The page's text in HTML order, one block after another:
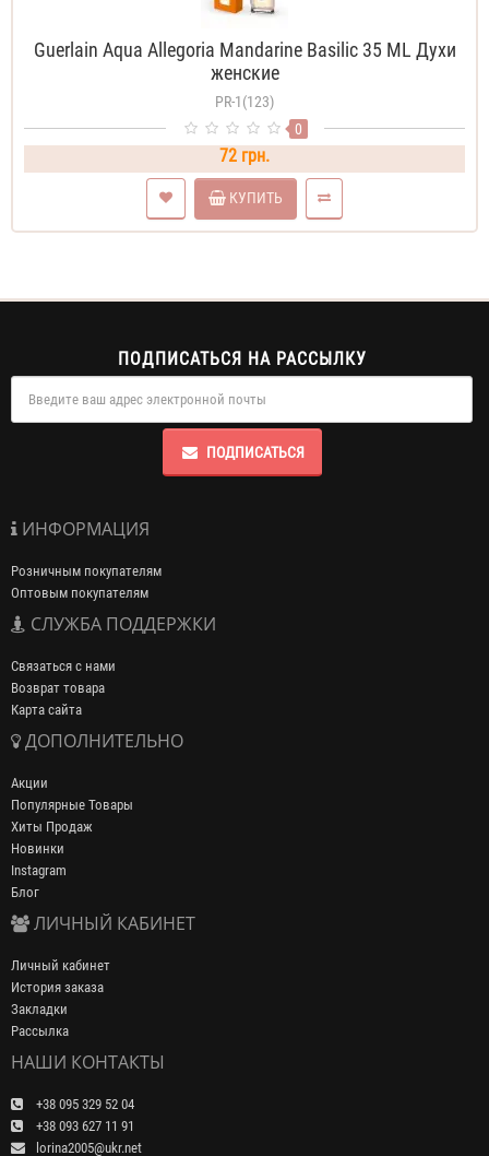
Guerlain Aqua Allegoria Mandarine Basilic 35 ML Духи
женские
PR-1(123)
0
72 грн.
КУПИТЬ
ПОДПИСАТЬСЯ НА РАССЫЛКУ
ПОДПИСАТЬСЯ
ИНФОРМАЦИЯ
Розничным покупателям
Оптовым покупателям
СЛУЖБА ПОДДЕРЖКИ
Связаться с нами
Возврат товара
Карта сайта
ДОПОЛНИТЕЛЬНО
Акции
Популярные Товары
Хиты Продаж
Новинки
Instagram
Блог
ЛИЧНЫЙ КАБИНЕТ
Личный кабинет
История заказа
Закладки
Рассылка
НАШИ КОНТАКТЫ
+38 095 329 52 04
+38 093 627 11 91
lorina2005@ukr.net